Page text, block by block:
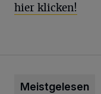
hier klicken!
Meistgelesen